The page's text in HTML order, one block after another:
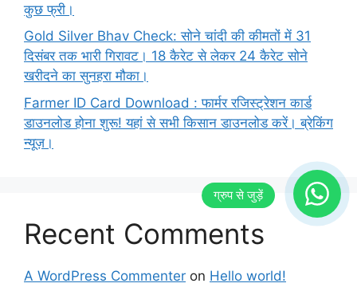
कुछ फ्री।
Gold Silver Bhav Check: सोने चांदी की कीमतों में 31
दिसंबर तक भारी गिरावट। 18 कैरेट से लेकर 24 कैरेट सोने
खरीदने का सुनहरा मौका।
Farmer ID Card Download : फार्मर रजिस्ट्रेशन कार्ड
डाउनलोड होना शुरू! यहां से सभी किसान डाउनलोड करें। ब्रेकिंग
न्यूज़।
Recent Comments
A WordPress Commenter on Hello world!